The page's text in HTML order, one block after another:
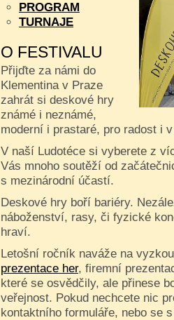
PROGRAM
TURNAJE
O FESTIVALU
Přijďte za námi do
Klementina v Praze
zahrát si deskové hry
známé i neznámé,
moderní i prastaré, pro radost i
V naší Ludotéce si vyberete z
Vás mnoho soutěží od
s mezinárodní účastí.
Deskové hry boří bariéry.
náboženství, rasy, či fyzické
hraví.
Letošní ročník naváže na
prezentace her, firemní
které se osvědčily, ale přinese
veřejnost. Pokud nechcete nic
kontaktního formuláře, nebo se